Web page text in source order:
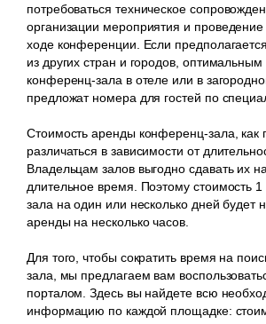
потребоваться техническое
организации мероприятия и
ходе конференции. Если предполагается
из других стран и городов, оптимальным
конференц-зала в отеле или в
предложат номера для гостей по
Стоимость аренды конференц-зала, как
различаться в зависимости от
Владельцам залов выгодно сдавать их
длительное время. Поэтому стоимость
зала на один или несколько дней будет
аренды на несколько часов.
Для того, чтобы сократить время на
зала, мы предлагаем вам
порталом. Здесь вы найдете всю
информацию по каждой площадке: